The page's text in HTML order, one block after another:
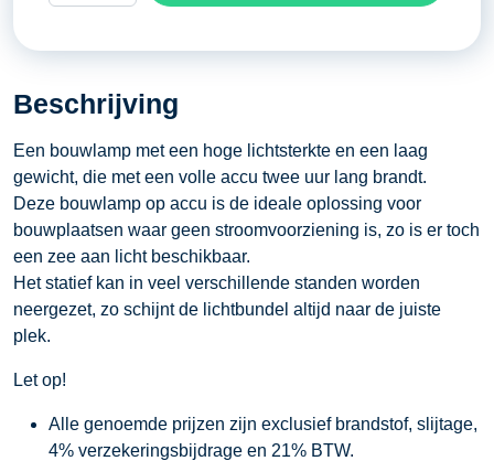
aantal
Beschrijving
Een bouwlamp met een hoge lichtsterkte en een laag
gewicht, die met een volle accu twee uur lang brandt.
Deze bouwlamp op accu is de ideale oplossing voor
bouwplaatsen waar geen stroomvoorziening is, zo is er toch
een zee aan licht beschikbaar.
Het statief kan in veel verschillende standen worden
neergezet, zo schijnt de lichtbundel altijd naar de juiste
plek.
Let op!
Alle genoemde prijzen zijn exclusief brandstof, slijtage,
4% verzekeringsbijdrage en 21% BTW.